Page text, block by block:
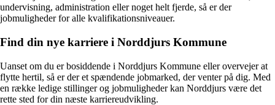
undervisning, administration eller noget helt fjerde, så er der
jobmuligheder for alle kvalifikationsniveauer.
Find din nye karriere i Norddjurs Kommune
Uanset om du er bosiddende i Norddjurs Kommune eller overvejer at
flytte hertil, så er der et spændende jobmarked, der venter på dig. Med
en række ledige stillinger og jobmuligheder kan Norddjurs være det
rette sted for din næste karriereudvikling.